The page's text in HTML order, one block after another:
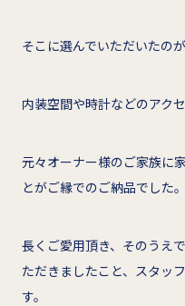
そこに選んでいただいたの
内装空間や時計などのアク
元々オーナー様のご家族に
とがご縁でのご納品でした。
長くご愛用頂き、そのうえ
ただきましたこと、スタッ
す。